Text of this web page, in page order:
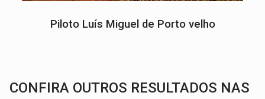
Piloto Luís Miguel de Porto velho
CONFIRA OUTROS RESULTADOS NAS